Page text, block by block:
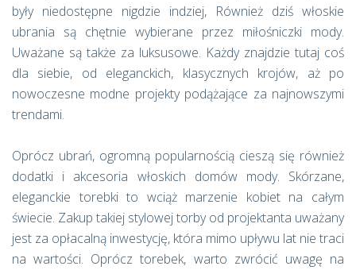
były niedostępne nigdzie indziej, Również dziś włoskie
ubrania są chętnie wybierane przez miłośniczki mody.
Uważane są także za luksusowe. Każdy znajdzie tutaj coś
dla siebie, od eleganckich, klasycznych krojów, aż po
nowoczesne modne projekty podążające za najnowszymi
trendami.
Oprócz ubrań, ogromną popularnością cieszą się również
dodatki i akcesoria włoskich domów mody. Skórzane,
eleganckie torebki to wciąż marzenie kobiet na całym
świecie. Zakup takiej stylowej torby od projektanta uważany
jest za opłacalną inwestycję, która mimo upływu lat nie traci
na wartości. Oprócz torebek, warto zwrócić uwagę na